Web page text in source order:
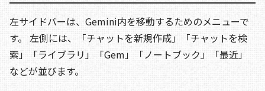
左サイドバーは、Gemini内を移動するためのメニューで
す。 左側には、「チャットを新規作成」「チャットを検
索」「ライブラリ」「Gem」「ノートブック」「最近」
などが並びます。